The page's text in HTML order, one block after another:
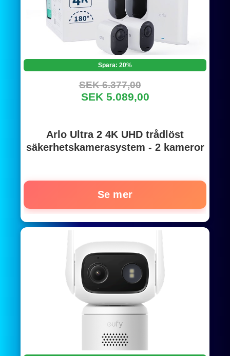
Spara: 20%
SEK 6.377,00
SEK 5.089,00
Arlo Ultra 2 4K UHD trådlöst
säkerhetskamerasystem - 2 kameror
Se mer